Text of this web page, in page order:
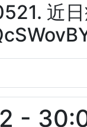
近
-